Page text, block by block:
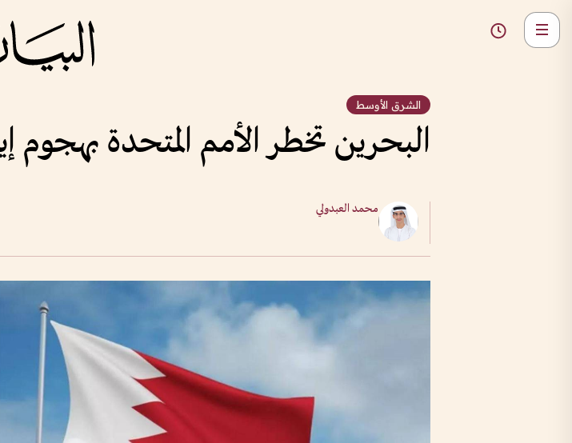
الشرق الأوسط
البحرين تخطر الأمم المتحدة بهجوم
محمد العبدولي